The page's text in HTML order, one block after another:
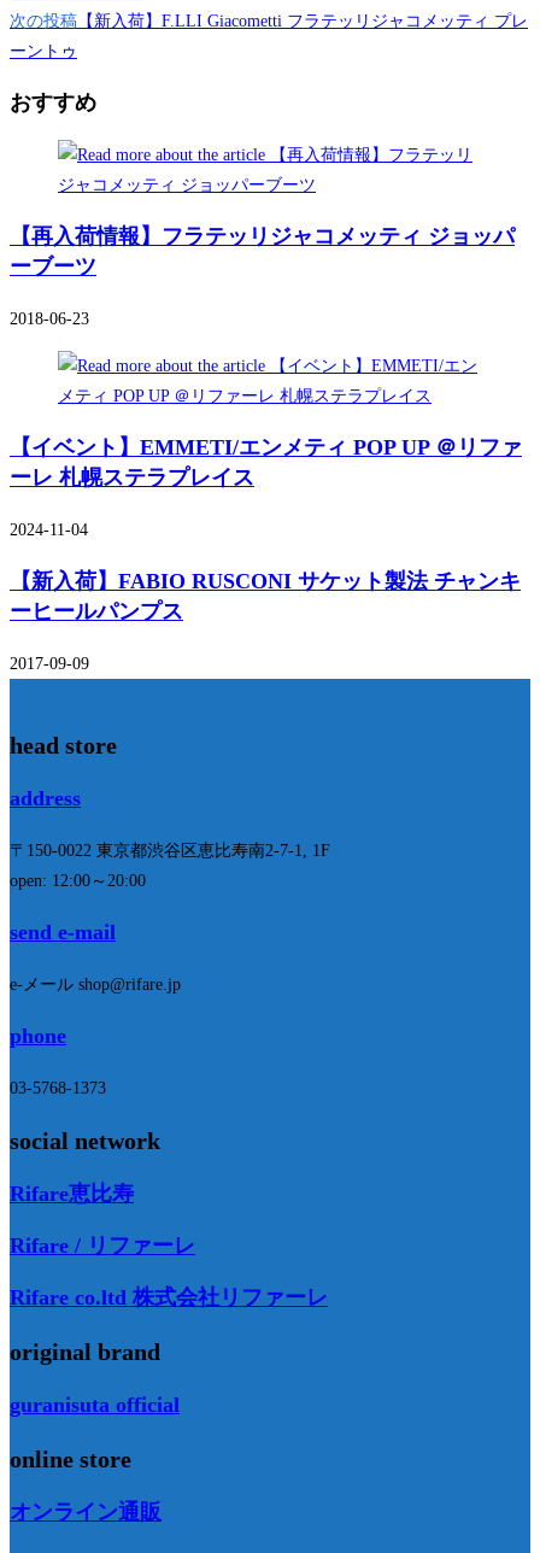
他
の
記
む
次の投稿 【新入荷】F.LLI Giacometti フラテッリジャコメッティ プレ
ーントゥ
おすすめ
【再入荷情報】フラテッリジャコメッティ ジョッパ
ーブーツ
2018-06-23
【イベント】EMMETI/エンメティ POP UP ＠リファ
ーレ 札幌ステラプレイス
2024-11-04
【新入荷】FABIO RUSCONI サケット製法 チャンキ
ーヒールパンプス
2017-09-09
head store
address
〒150-0022 東京都渋谷区恵比寿南2-7-1, 1F
open: 12:00～20:00
send e-mail
e-メール shop@rifare.jp
phone
03-5768-1373
social network
Rifare恵比寿
Rifare / リファーレ
Rifare co.ltd 株式会社リファーレ
original brand
guranisuta official
online store
オンライン通販